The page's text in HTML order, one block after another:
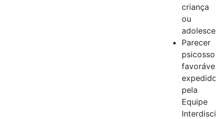
criança
ou
Parecer
favorável,
expedido
pela
Equipe